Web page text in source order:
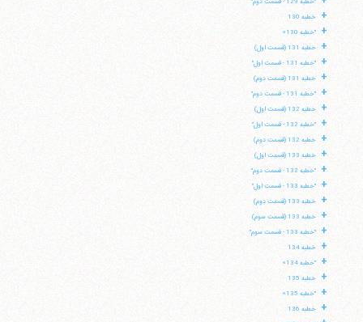
+ خطبه 130
+ "خطبه 130»
+ خطبه 131 (قسمت اول)
+ "خطبه 131 - قسمت اول"
+ خطبه 131 (قسمت دوم)
+ "خطبه 131 - قسمت دوم"
+ خطبه 132 (قسمت اول)
+ "خطبه 132 - قسمت اول"
+ خطبه 132 (قسمت دوم)
+ خطبه 133 (قسمت اول)
+ "خطبه 132 - قسمت دوم"
+ "خطبه 133 - قسمت اول"
+ خطبه 133 (قسمت دوم)
+ خطبه 133 (قسمت سوم)
+ "خطبه 133 - قسمت سوم"
+ خطبه 134
+ "خطبه 134»
+ خطبه 135
+ "خطبه 135»
+ خطبه 136